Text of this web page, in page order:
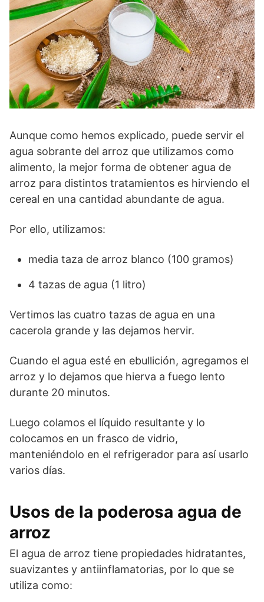
Aunque como hemos explicado, puede servir el
agua sobrante del arroz que utilizamos como
alimento, la mejor forma de obtener agua de
arroz para distintos tratamientos es hirviendo el
cereal en una cantidad abundante de agua.
Por ello, utilizamos:
media taza de arroz blanco (100 gramos)
4 tazas de agua (1 litro)
Vertimos las cuatro tazas de agua en una
cacerola grande y las dejamos hervir.
Cuando el agua esté en ebullición, agregamos el
arroz y lo dejamos que hierva a fuego lento
durante 20 minutos.
Luego colamos el líquido resultante y lo
colocamos en un frasco de vidrio,
manteniéndolo en el refrigerador para así usarlo
varios días.
Usos de la poderosa agua de
arroz
El agua de arroz tiene propiedades hidratantes,
suavizantes y antiinflamatorias, por lo que se
utiliza como: